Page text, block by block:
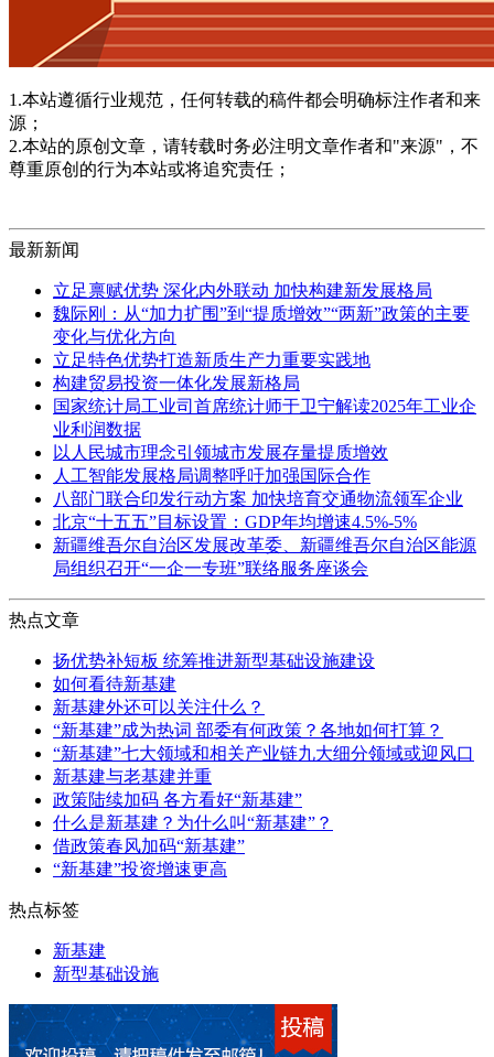
1.本站遵循行业规范，任何转载的稿件都会明确标注作者和来
源；
2.本站的原创文章，请转载时务必注明文章作者和"来源"，不
尊重原创的行为本站或将追究责任；
最新新闻
立足禀赋优势 深化内外联动 加快构建新发展格局
魏际刚：从“加力扩围”到“提质增效”“两新”政策的主要
变化与优化方向
立足特色优势打造新质生产力重要实践地
构建贸易投资一体化发展新格局
国家统计局工业司首席统计师于卫宁解读2025年工业企
业利润数据
以人民城市理念引领城市发展存量提质增效
人工智能发展格局调整呼吁加强国际合作
八部门联合印发行动方案 加快培育交通物流领军企业
北京“十五五”目标设置：GDP年均增速4.5%-5%
新疆维吾尔自治区发展改革委、新疆维吾尔自治区能源
局组织召开“一企一专班”联络服务座谈会
热点文章
扬优势补短板 统筹推进新型基础设施建设
如何看待新基建
新基建外还可以关注什么？
“新基建”成为热词 部委有何政策？各地如何打算？
“新基建”七大领域和相关产业链九大细分领域或迎风口
新基建与老基建并重
政策陆续加码 各方看好“新基建”
什么是新基建？为什么叫“新基建”？
借政策春风加码“新基建”
“新基建”投资增速更高
热点标签
新基建
新型基础设施